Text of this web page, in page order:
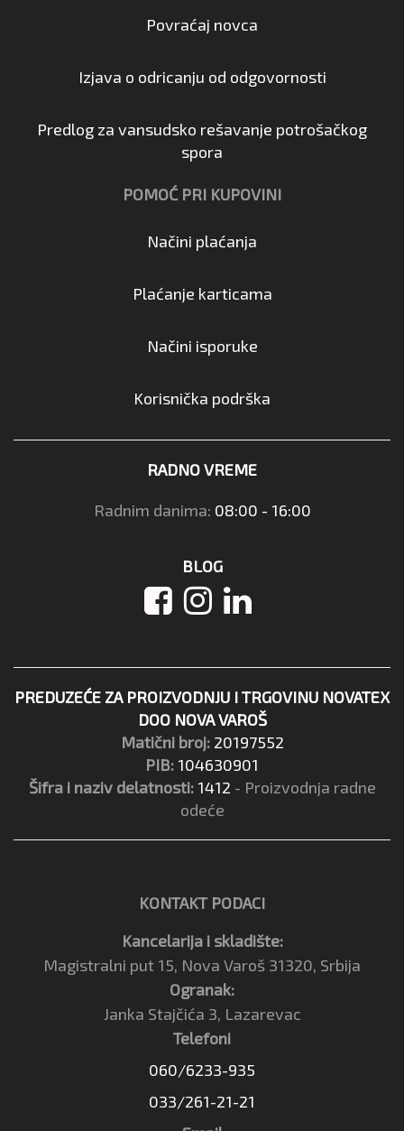
Povraćaj novca
Izjava o odricanju od odgovornosti
Predlog za vansudsko rešavanje potrošačkog
spora
POMOĆ PRI KUPOVINI
Načini plaćanja
Plaćanje karticama
Načini isporuke
Korisnička podrška
RADNO VREME
Radnim danima: 08:00 - 16:00
BLOG
PREDUZEĆE ZA PROIZVODNJU I TRGOVINU NOVATEX
DOO NOVA VAROŠ
Matični broj: 20197552
PIB: 104630901
Šifra i naziv delatnosti: 1412 - Proizvodnja radne
odeće
KONTAKT PODACI
Kancelarija i skladište:
Magistralni put 15, Nova Varoš 31320, Srbija
Ogranak:
Janka Stajčića 3, Lazarevac
Telefoni
060/6233-935
033/261-21-21